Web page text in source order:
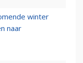
winter
naar